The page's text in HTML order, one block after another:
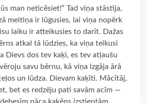
man neticēsiet!” Tad viņa stāstīja,
meitiņa ir lūgusies, lai viņa nopērk
laiku ir atteikusies to darīt. Dažas
atkal tā lūdzies, ka viņa teikusi
Dievs dos tev kaķi, es tev atļaušu
savu bērnu, kā viņa izgāja ārā
un lūdza. Dievam kaķīti. Mācītāj,
bet es redzēju pati savām acīm —
nāca kaķēns izstieptām